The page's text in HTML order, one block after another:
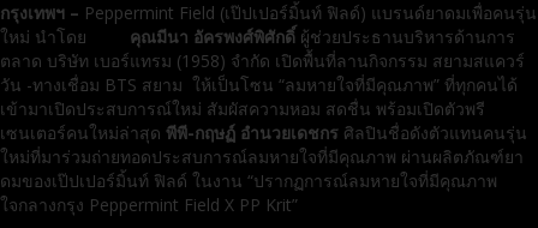
กรุงเทพฯ – Peppermint Field (เป๊ปเปอร์มิ้นท์ ฟิลด์) แบรนด์ยาดมเพื่อคนรุ่น
ใหม่ นำโดย
คุณมีนา อัครพงศ์พิศักดิ์ ผู้ช่วยประธานบริหารด้านการ
ตลาด บริษัท เบอร์แทรม (1958) จำกัด เปิดพื้นที่ลานกิจกรรม สยามสแควร์
วัน -ทางเชื่อม BTS สยาม ให้เป็นโซน “ลมหายใจที่มีคุณภาพ” ที่ทุกคนได้
เข้ามาเปิดประสบการณ์ใหม่ สัมผัสความหอม สดชื่น พร้อมเปิดตัวพรี
เซนเตอร์คนใหม่ล่าสุด พีพี-กฤษฏ์ อำนวยเดชกร ศิลปินชื่อดังตัวแทนคนรุ่น
ใหม่ที่มาร่วมถ่ายทอดประสบการณ์ลมหายใจที่มีคุณภาพ ผ่านผลิตภัณฑ์ยา
ดมของเป๊ปเปอร์มิ้นท์ ฟิลด์ ในงาน “ปรากฏการณ์ลมหายใจที่มีคุณภาพ
ใจกลางกรุง Peppermint Field X PP Krit”